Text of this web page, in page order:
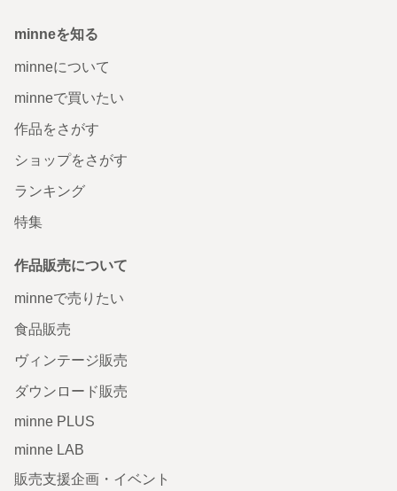
minneを知る
minneについて
minneで買いたい
作品をさがす
ショップをさがす
ランキング
特集
作品販売について
minneで売りたい
食品販売
ヴィンテージ販売
ダウンロード販売
minne PLUS
minne LAB
販売支援企画・イベント